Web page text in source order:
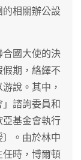
相關辦公設
合國大使的決
期，絡繹不
說。其中，
諮詢委員和
亞基金會執行
。由於林中
時，博爾頓